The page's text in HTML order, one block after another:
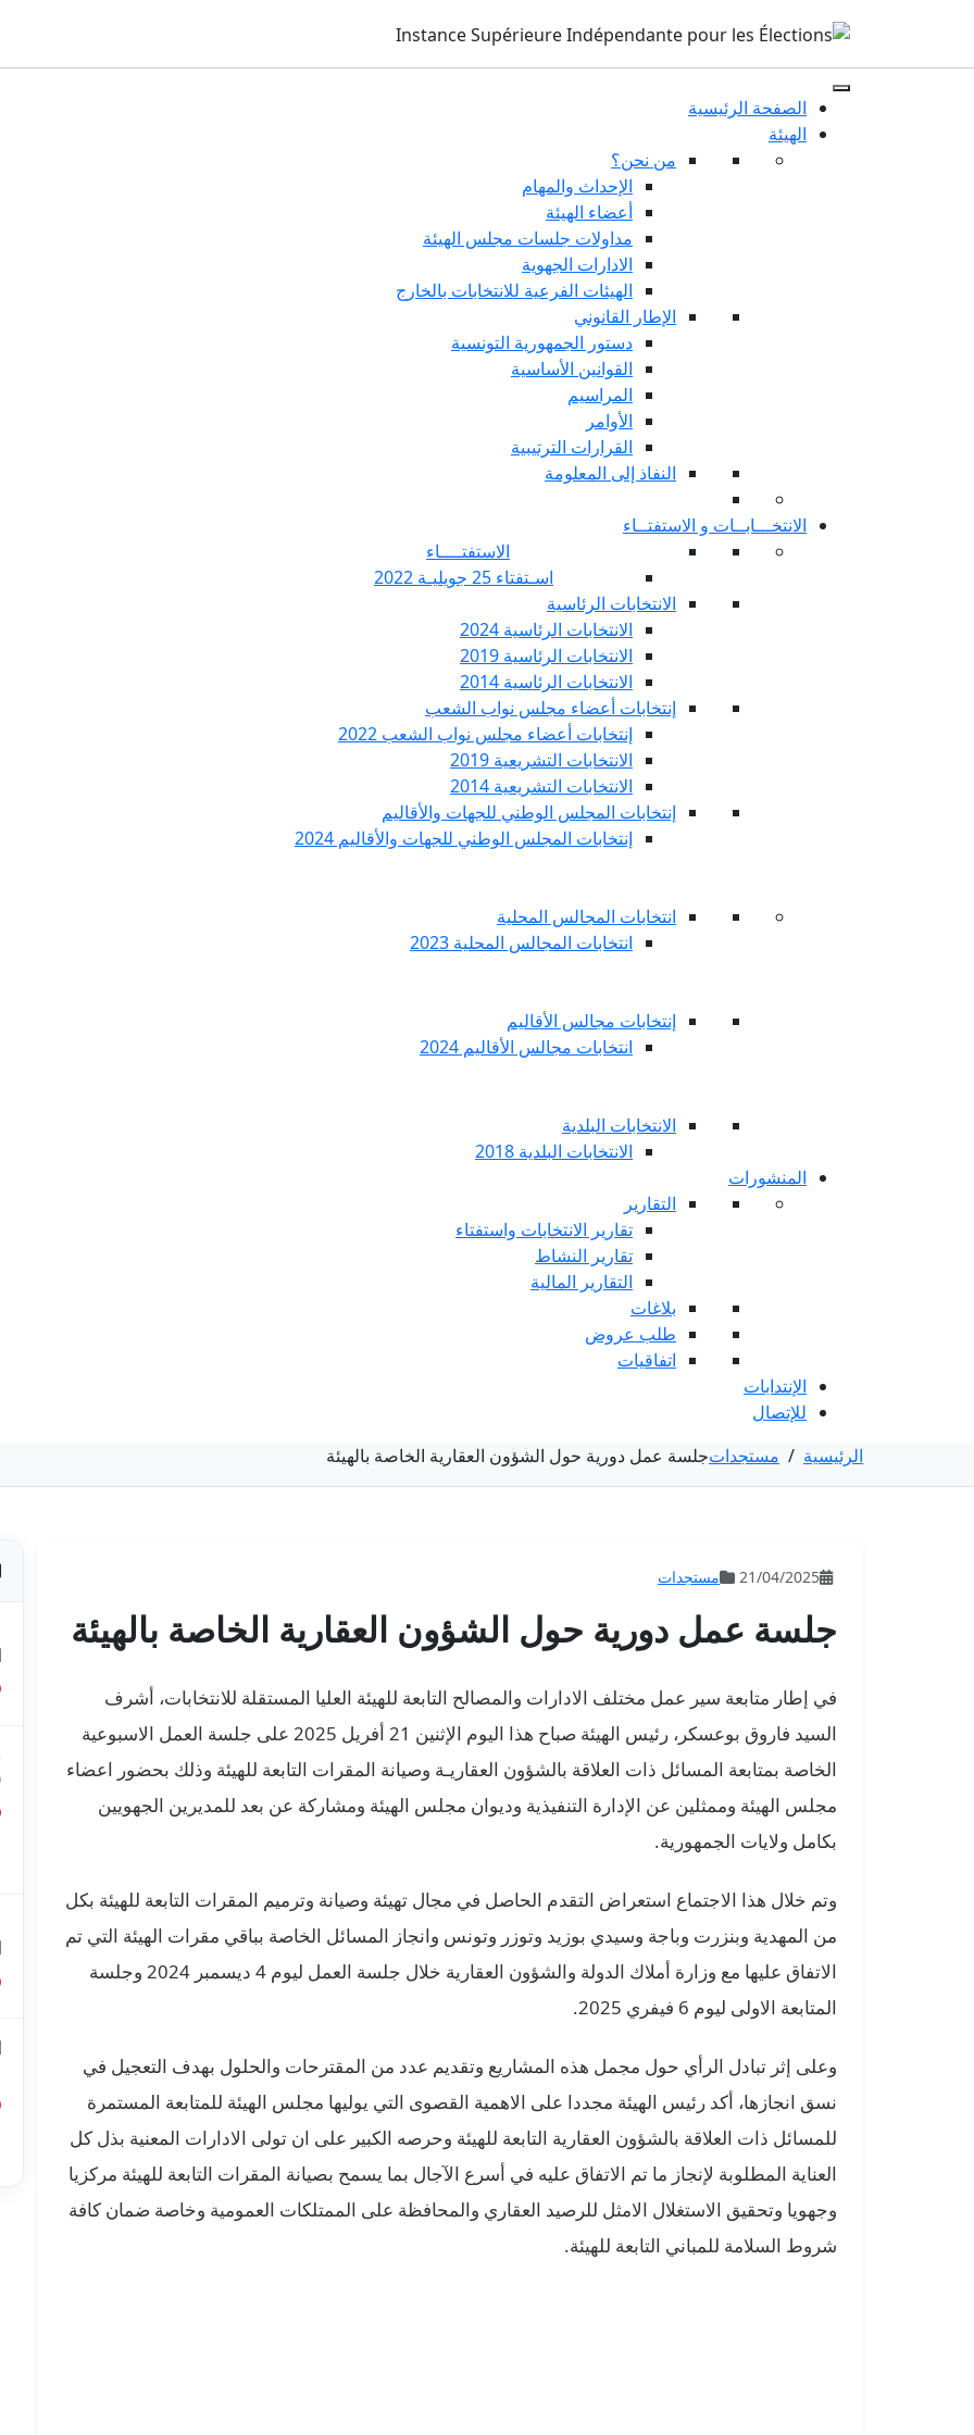
الصفحة الرئيسية
الهيئة
من نحن؟
الإحداث والمهام
أعضاء الهيئة
مداولات جلسات مجلس الهيئة
الادارات الجهوية
الهيئات الفرعية للانتخابات بالخارج
الإطار القانوني
دستور الجمهورية التونسية
القوانين الأساسية
المراسيم
الأوامر
القرارات الترتيبية
النفاذ إلى المعلومة
الانتخـــابــات و الاستفتــاء
الاستفتــــاء
اسـتفتاء 25 جويليـة 2022
الانتخابات الرئاسية
الانتخابات الرئاسية 2024
الانتخابات الرئاسية 2019
الانتخابات الرئاسية 2014
إنتخابات أعضاء مجلس نواب الشعب
إنتخابات أعضاء مجلس نواب الشعب 2022
الانتخابات التشريعية 2019
الانتخابات التشريعية 2014
إنتخابات المجلس الوطني للجهات والأقاليم
إنتخابات المجلس الوطني للجهات والأقاليم 2024
انتخابات المجالس المحلية
انتخابات المجالس المحلية 2023
إنتخابات مجالس الأقاليم
انتخابات مجالس الأقاليم 2024
الانتخابات البلدية
الانتخابات البلدية 2018
المنشورات
التقارير
تقارير الانتخابات واستفتاء
تقارير النشاط
التقارير المالية
بلاغات
طلب عروض
اتفاقيات
الإنتدابات
للإتصال
الرئيسية / مستجداتجلسة عمل دورية حول الشؤون العقارية الخاصة بالهيئة
21/04/2025 مستجدات
جلسة عمل دورية حول الشؤون العقارية الخاصة بالهيئة
في إطار متابعة سير عمل مختلف الادارات والمصالح التابعة للهيئة العليا المستقلة للانتخابات، أشرف
السيد فاروق بوعسكر، رئيس الهيئة صباح هذا اليوم الإثنين 21 أفريل 2025 على جلسة العمل الاسبوعية
الخاصة بمتابعة المسائل ذات العلاقة بالشؤون العقاريـة وصيانة المقرات التابعة للهيئة وذلك بحضور اعضاء
مجلس الهيئة وممثلين عن الإدارة التنفيذية وديوان مجلس الهيئة ومشاركة عن بعد للمديرين الجهويين
بكامل ولايات الجمهورية.
وتم خلال هذا الاجتماع استعراض التقدم الحاصل في مجال تهيئة وصيانة وترميم المقرات التابعة للهيئة بكل
من المهدية وبنزرت وباجة وسيدي بوزيد وتوزر وتونس وانجاز المسائل الخاصة بباقي مقرات الهيئة التي تم
الاتفاق عليها مع وزارة أملاك الدولة والشؤون العقارية خلال جلسة العمل ليوم 4 ديسمبر 2024 وجلسة
المتابعة الاولى ليوم 6 فيفري 2025.
وعلى إثر تبادل الرأي حول مجمل هذه المشاريع وتقديم عدد من المقترحات والحلول بهدف التعجيل في
نسق انجازها، أكد رئيس الهيئة مجددا على الاهمية القصوى التي يوليها مجلس الهيئة للمتابعة المستمرة
للمسائل ذات العلاقة بالشؤون العقارية التابعة للهيئة وحرصه الكبير على ان تولى الادارات المعنية بذل كل
العناية المطلوبة لإنجاز ما تم الاتفاق عليه في أسرع الآجال بما يسمح بصيانة المقرات التابعة للهيئة مركزيا
وجهويا وتحقيق الاستغلال الامثل للرصيد العقاري والمحافظة على الممتلكات العمومية وخاصة ضمان كافة
شروط السلامة للمباني التابعة للهيئة.